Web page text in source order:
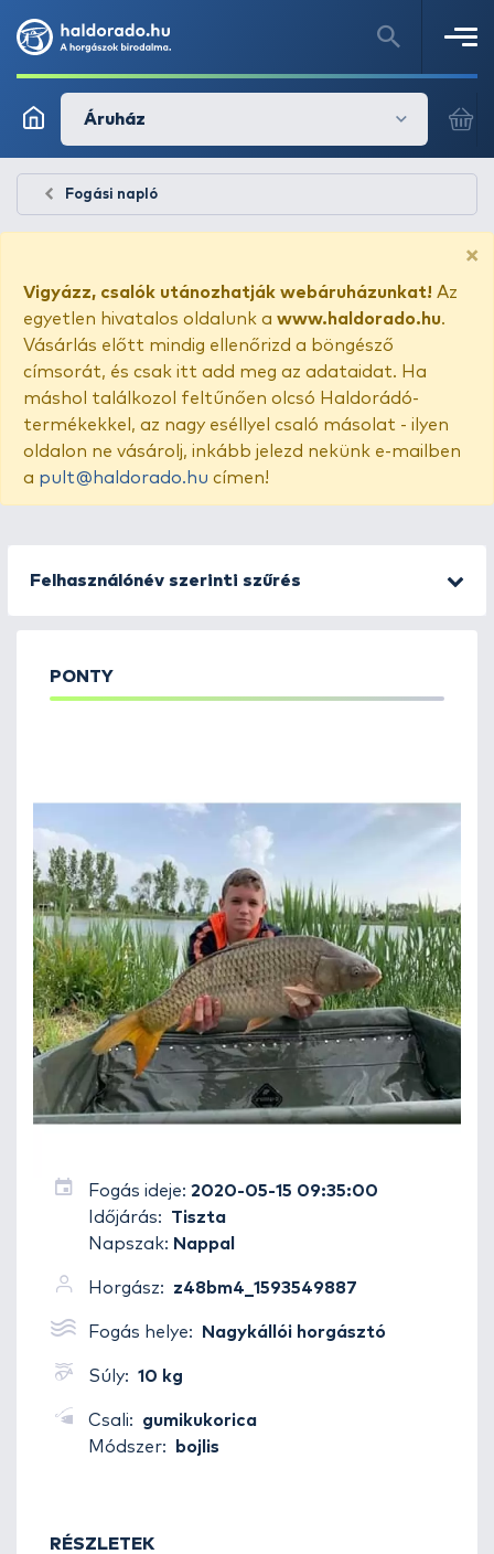
Áruház
Fogási napló
×
Vigyázz, csalók utánozhatják webáruházunkat! Az
egyetlen hivatalos oldalunk a www.haldorado.hu.
Vásárlás előtt mindig ellenőrizd a böngésző
címsorát, és csak itt add meg az adataidat. Ha
máshol találkozol feltűnően olcsó Haldorádó-
termékekkel, az nagy eséllyel csaló másolat - ilyen
oldalon ne vásárolj, inkább jelezd nekünk e-mailben
a pult@haldorado.hu címen!
Felhasználónév szerinti szűrés
PONTY
Fogás ideje: 2020-05-15 09:35:00
Időjárás:
Tiszta
Napszak: Nappal
Horgász: z48bm4_1593549887
Fogás helye: Nagykállói horgásztó
Súly: 10 kg
Csali:
gumikukorica
Módszer:
bojlis
RÉSZLETEK